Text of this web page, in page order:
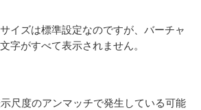
イズは標準設定なのですが、バーチャ
字がすべて表示されません。
尺度のアンマッチで発生している可能